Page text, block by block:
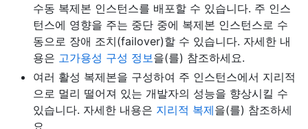
수동 복제본 인스턴스를 배포할 수 있습니다. 주 인스
턴스에 영향을 주는 중단 중에 복제본 인스턴스로 수
동으로 장애 조치(failover)할 수 있습니다. 자세한 내
용은 고가용성 구성 정보 을(를) 참조하세요.
여러 활성 복제본을 구성하여 주 인스턴스에서 지리적
으로 멀리 떨어져 있는 개발자의 성능을 향상시킬 수
있습니다. 자세한 내용은 지리적 복제을(를) 참조하세
요.